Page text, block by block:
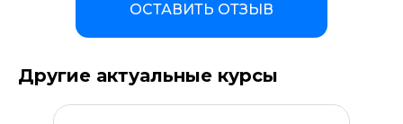
ОСТАВИТЬ ОТЗЫВ
Другие актуальные курсы